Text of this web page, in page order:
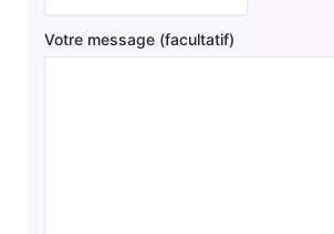
Votre message (facultatif)